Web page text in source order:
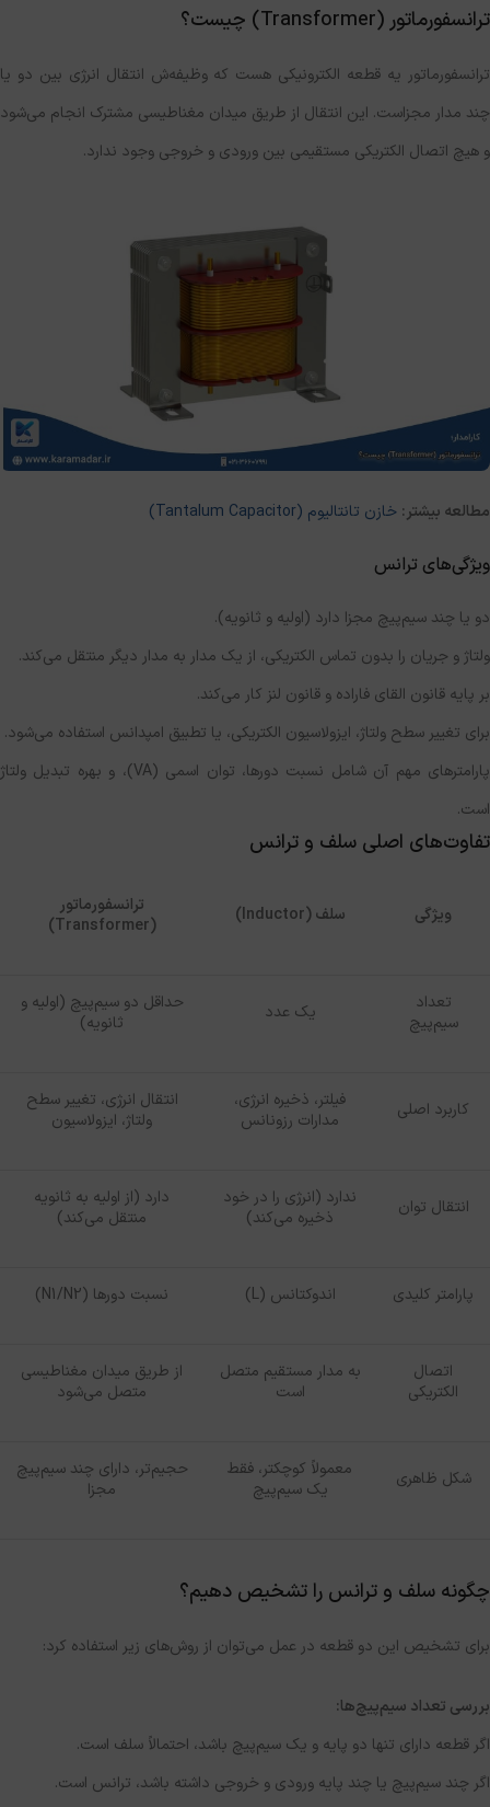
ترانسفورماتور (Transformer) چیست؟
ترانسفورماتور یه قطعه‌ الکترونیکی هست که وظیفه‌ش انتقال انرژی بین دو یا
چند مدار مجزاست. این انتقال از طریق میدان مغناطیسی مشترک انجام می‌شود
و هیچ اتصال الکتریکی مستقیمی بین ورودی و خروجی وجود ندارد.
مطالعه بیشتر: خازن تانتالیوم (Tantalum Capacitor)
ویژگی‌های ترانس
دو یا چند سیم‌پیچ مجزا دارد (اولیه و ثانویه).
ولتاژ و جریان را بدون تماس الکتریکی، از یک مدار به مدار دیگر منتقل می‌کند.
بر پایه قانون القای فاراده و قانون لنز کار می‌کند.
برای تغییر سطح ولتاژ، ایزولاسیون الکتریکی، یا تطبیق امپدانس استفاده می‌شود.
پارامترهای مهم آن شامل نسبت دورها، توان اسمی (VA)، و بهره تبدیل ولتاژ
است.
تفاوت‌های اصلی سلف و ترانس
ویژگی سلف (Inductor
)
ترانسفورماتور
(
Transformer
)
تعداد
سیم‌پیچ
یک عدد
حداقل دو سیم‌پیچ (اولیه و
ثانویه)
کاربرد اصلی
فیلتر، ذخیره انرژی،
مدارات رزونانس
انتقال انرژی، تغییر سطح
ولتاژ، ایزولاسیون
انتقال توان
ندارد (انرژی را در خود
ذخیره می‌کند)
دارد (از اولیه به ثانویه
منتقل می‌کند)
پارامتر کلیدی اندوکتانس (L) نسبت دورها (N1/N2)
اتصال
الکتریکی
به مدار مستقیم متصل
است
از طریق میدان مغناطیسی
متصل می‌شود
شکل ظاهری
معمولاً کوچکتر، فقط
یک سیم‌پیچ
حجیم‌تر، دارای چند سیم‌پیچ
مجزا
چگونه سلف و ترانس را تشخیص دهیم؟
برای تشخیص این دو قطعه در عمل می‌توان از روش‌های زیر استفاده کرد:
بررسی تعداد سیم‌پیچ‌ها:
اگر قطعه دارای تنها دو پایه و یک سیم‌پیچ باشد، احتمالاً سلف است.
اگر چند سیم‌پیچ یا چند پایه ورودی و خروجی داشته باشد، ترانس است.